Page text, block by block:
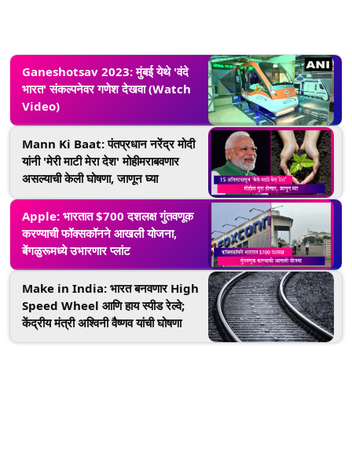
Ganeshotsav 2023: मुंबई येथे 'वंदे
भारत' संकल्पनेवर गणेश देखवा (Watch
Video)
Mann Ki Baat: पंतप्रधान नरेंद्र मोदी
यांनी 'मेरी माटी मेरा देश' मोहीमराबवणार
असल्याची केली घोषणा, जाणून घ्या
Apple: भारतात $700 दशलक्ष गुंतवणूक
करण्याची फॉक्सकॉनने आखली योजना,
बेंगळुरूमध्ये उभारणार प्लांट
Make in India: भारत बनवणार High
Speed Wheel आणि हाय स्पीड रेल्वे;
केंद्रीय मंत्री अश्विनी वैष्णव यांची घोषणा